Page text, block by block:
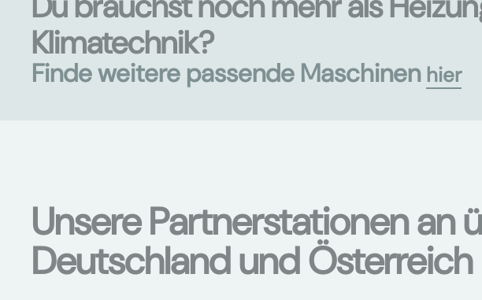
Klimatechnik?
Finde weitere passende Maschinen hier
Unsere Partnerstationen
Deutschland und Österreich